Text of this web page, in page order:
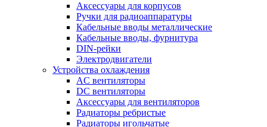
Аксессуары для корпусов
Ручки для радиоаппаратуры
Кабельные вводы металлические
Кабельные вводы, фурнитура
DIN-рейки
Электродвигатели
Устройства охлаждения
AC вентиляторы
DC вентиляторы
Аксессуары для вентиляторов
Радиаторы ребристые
Радиаторы игольчатые